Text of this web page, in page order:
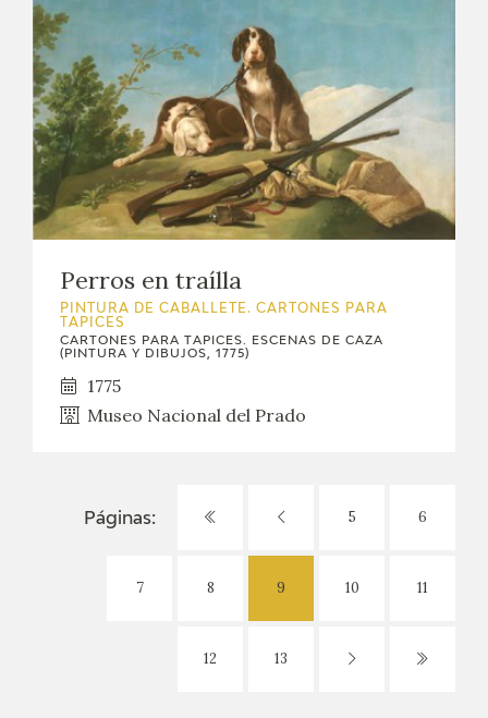
Perros en traílla
PINTURA DE CABALLETE. CARTONES PARA
TAPICES
CARTONES PARA TAPICES. ESCENAS DE CAZA
(PINTURA Y DIBUJOS, 1775)
1775
Museo Nacional del Prado
Páginas: 5 6
7 8 9 10 11
12 13